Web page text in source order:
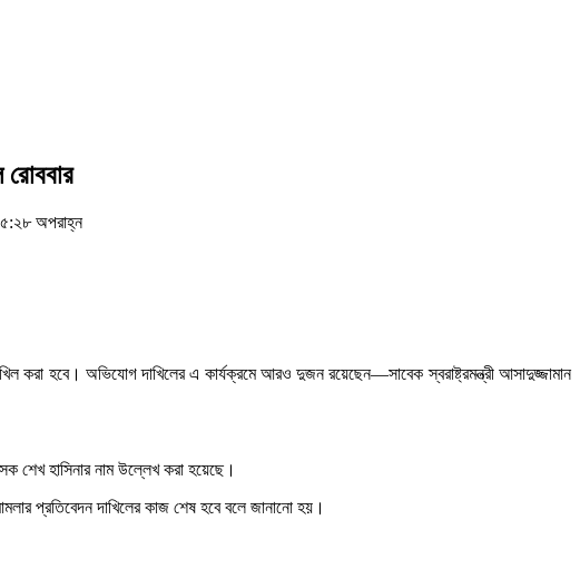
রোববার
অপরাহ্ন
করা হবে। অভিযোগ দাখিলের এ কার্যক্রমে আরও দুজন রয়েছেন—সাবেক স্বরাষ্ট্রমন্ত্রী আসাদুজ্জামান
শেখ হাসিনার নাম উল্লেখ করা হয়েছে।
প্রতিবেদন দাখিলের কাজ শেষ হবে বলে জানানো হয়।